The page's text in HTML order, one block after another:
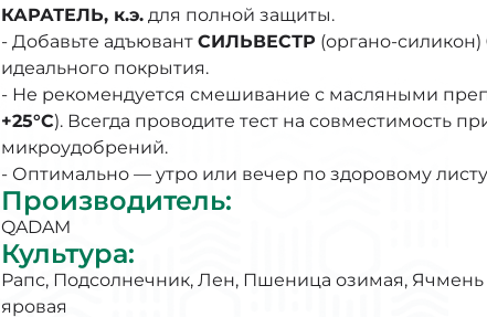
КАРАТЕЛЬ, к.э.для полной защиты.
- Добавьте адъювант СИЛЬВЕСТР (органо-силикон)
идеального покрытия.
- Не рекомендуется смешивание с масляными
+25°C). Всегда проводите тест на совместимость
микроудобрений.
- Оптимально — утро или вечер по здоровому
Производитель:
QADAM
Культура:
Рапс, Подсолнечник, Лен, Пшеница озимая, Ячмень
яровая